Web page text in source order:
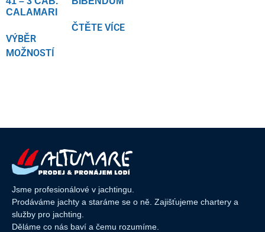
CALAMARI
VÝBĚR
MOŽNOSTÍ
ČTĚTE VÍCE
Jsme profesionálové v jachtingu.
Prodáváme jachty a staráme se o ně. Zajišťujeme chartery a
služby pro jachting.
Děláme co nás baví a čemu rozumíme.